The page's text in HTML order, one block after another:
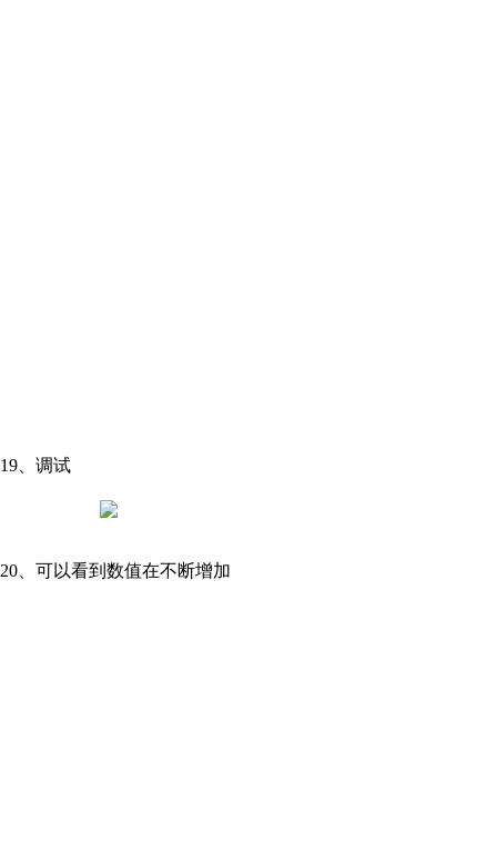
19、调试
20、可以看到数值在不断增加